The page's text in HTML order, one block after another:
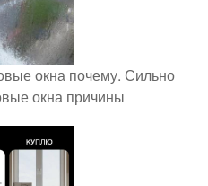
окна почему. Сильно
окна причины